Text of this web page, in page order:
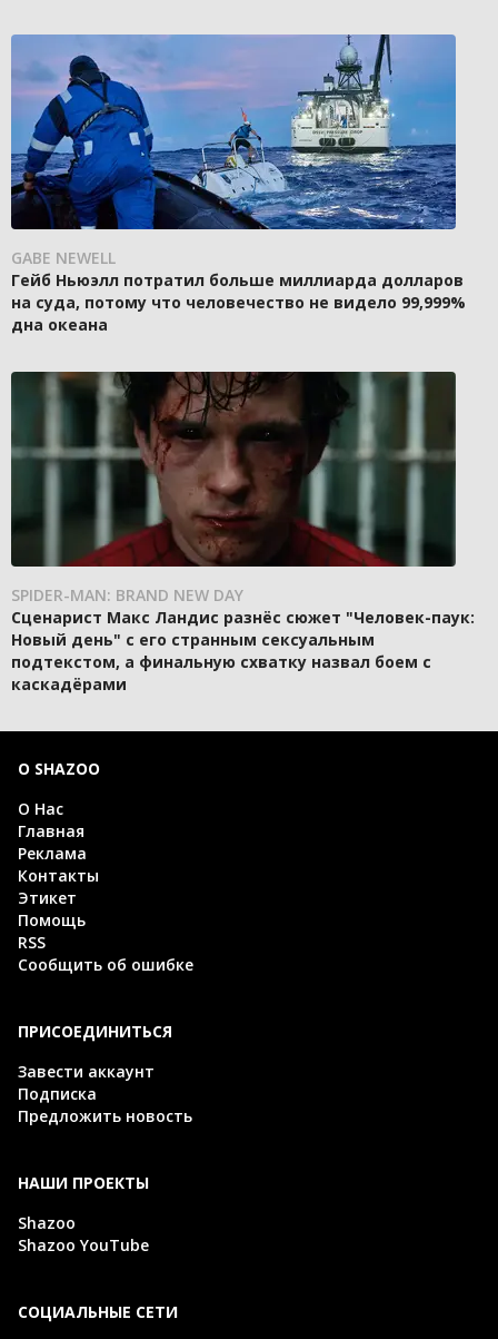
GABE NEWELL
Гейб Ньюэлл потратил больше миллиарда долларов
на суда, потому что человечество не видело 99,999%
дна океана
SPIDER-MAN: BRAND NEW DAY
Сценарист Макс Ландис разнёс сюжет "Человек-паук:
Новый день" с его странным сексуальным
подтекстом, а финальную схватку назвал боем с
каскадёрами
О SHAZOO
О Нас
Главная
Реклама
Контакты
Этикет
Помощь
RSS
Сообщить об ошибке
ПРИСОЕДИНИТЬСЯ
Завести аккаунт
Подписка
Предложить новость
НАШИ ПРОЕКТЫ
Shazoo
Shazoo YouTube
СОЦИАЛЬНЫЕ СЕТИ